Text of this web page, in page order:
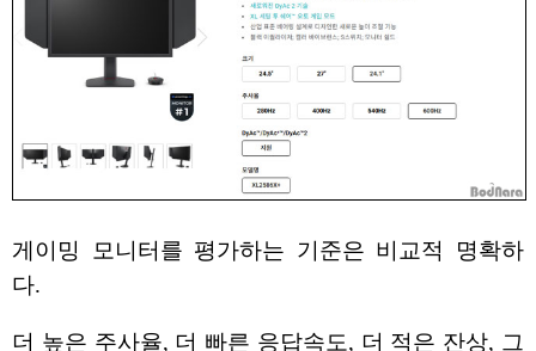
게이밍 모니터를 평가하는 기준은 비교적 명확하
다.
더 높은 주사율, 더 빠른 응답속도, 더 적은 잔상, 그